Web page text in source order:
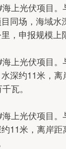
光伏项目。
同场，海域水
，申报规模上
光伏项目。
深约11米，
瓦。
光伏项目。
11米，离岸